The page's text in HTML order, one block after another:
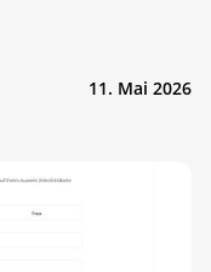
11. Mai 2026